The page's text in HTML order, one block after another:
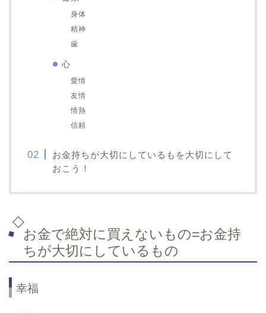
身体
精神
歯
心
愛情
友情
情熱
信頼
お金持ちが大切にしているもを大切にして
おこう！
お金で絶対に買えないもの=お金持
ちが大切にしているもの
幸福